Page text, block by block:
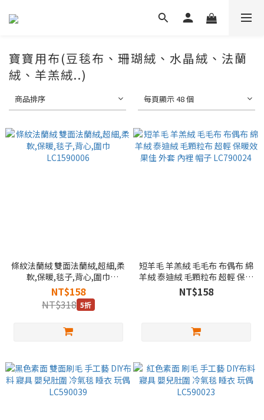
寶寶用布(豆毯布、珊瑚絨、水晶絨、法蘭
絨、羊羔絨..)
商品排序 每頁顯示 48 個
條紋法蘭絨 雙面法蘭絨,超細,柔
軟,保暖,毯子,背心,圍巾
LC1590006
NT$158
NT$318 5折
短羊毛 羊羔絨 毛毛布 布偶布 綿
羊絨 泰迪絨 毛顆粒布 超輕 保暖
效果佳 外套 內裡 帽子
LC790024
NT$158